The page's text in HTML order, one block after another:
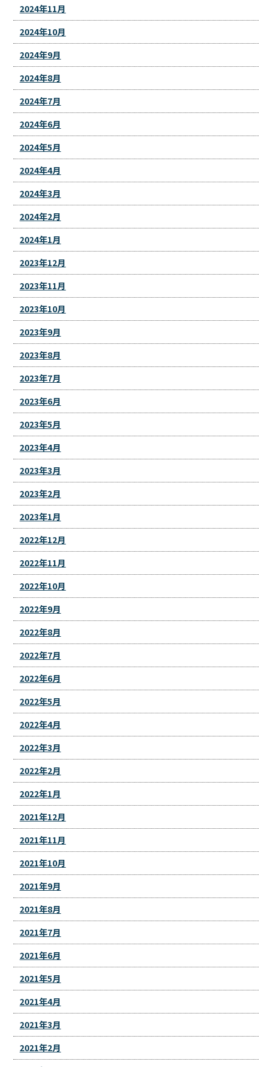
2024年11月
2024年10月
2024年9月
2024年8月
2024年7月
2024年6月
2024年5月
2024年4月
2024年3月
2024年2月
2024年1月
2023年12月
2023年11月
2023年10月
2023年9月
2023年8月
2023年7月
2023年6月
2023年5月
2023年4月
2023年3月
2023年2月
2023年1月
2022年12月
2022年11月
2022年10月
2022年9月
2022年8月
2022年7月
2022年6月
2022年5月
2022年4月
2022年3月
2022年2月
2022年1月
2021年12月
2021年11月
2021年10月
2021年9月
2021年8月
2021年7月
2021年6月
2021年5月
2021年4月
2021年3月
2021年2月